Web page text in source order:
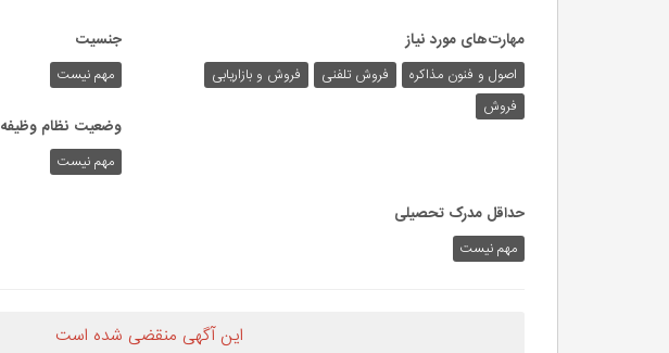
مهارت‌های مورد نیاز
اصول و فنون مذاکره فروش تلفنی
فروش و بازاریابی
فروش
جنسیت
مهم نیست
وضعیت نظام وظیفه
مهم‌ نیست
حداقل مدرک تحصیلی
مهم نیست
این آگهی منقضی شده است